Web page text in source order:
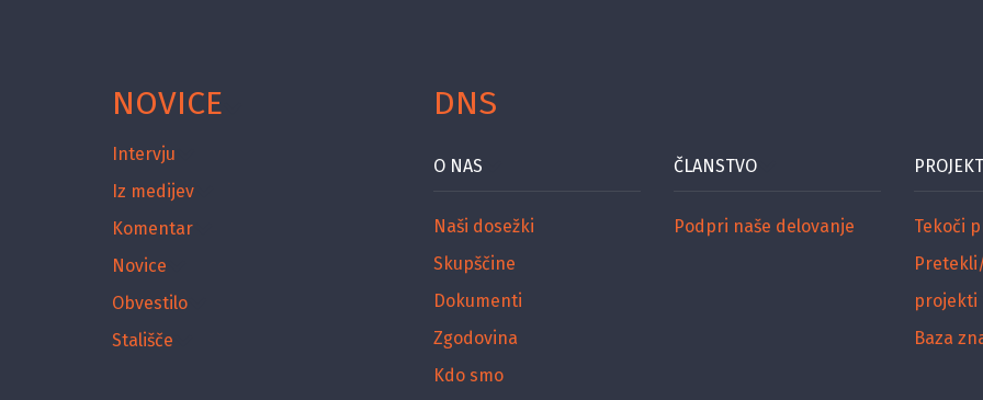
NOVICE
Intervju
Iz medijev
Komentar
Novice
Obvestilo
Stališče
DNS
O NAS
Naši dosežki
Skupščine
Dokumenti
Zgodovina
Kdo smo
ČLANSTVO
Podpri naše delovanje
Tekoči
projekti
Baza